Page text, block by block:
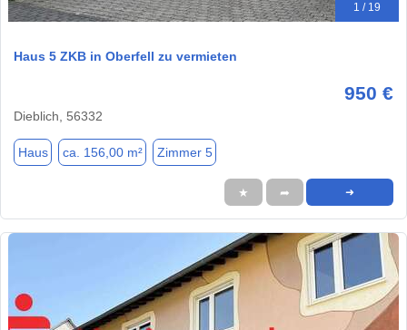
1 / 19
Haus 5 ZKB in Oberfell zu vermieten
950 €
Dieblich, 56332
Haus ca. 156,00 m² Zimmer 5
★ ➦ ➜